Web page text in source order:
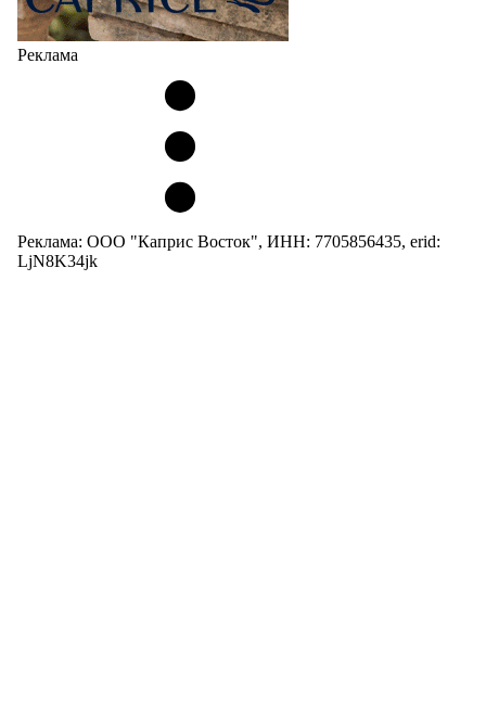
Реклама
Реклама: ООО "Каприс Восток", ИНН: 7705856435, erid:
LjN8K34jk